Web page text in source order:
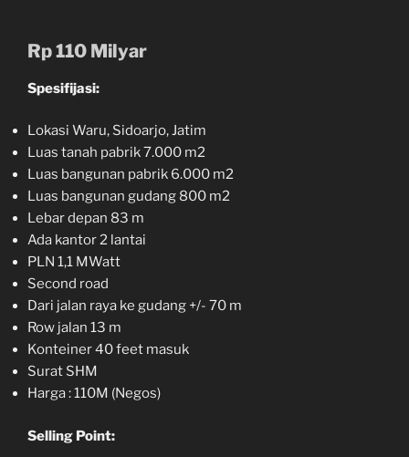
Rp 110 Milyar
Spesifijasi:
Lokasi Waru, Sidoarjo, Jatim
Luas tanah pabrik 7.000 m2
Luas bangunan pabrik 6.000 m2
Luas bangunan gudang 800 m2
Lebar depan 83 m
Ada kantor 2 lantai
PLN 1,1 MWatt
Second road
Dari jalan raya ke gudang +/- 70 m
Row jalan 13 m
Konteiner 40 feet masuk
Surat SHM
Harga : 110M (Negos)
Selling Point: